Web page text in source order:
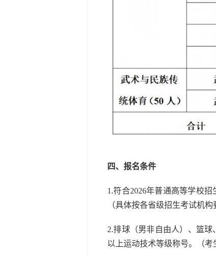
四、报名条件
1.符合2026年普通高等学校
（具体按各省级招生考试机构
2.排球（男非自由人）、篮
以上运动技术等级称号。（考